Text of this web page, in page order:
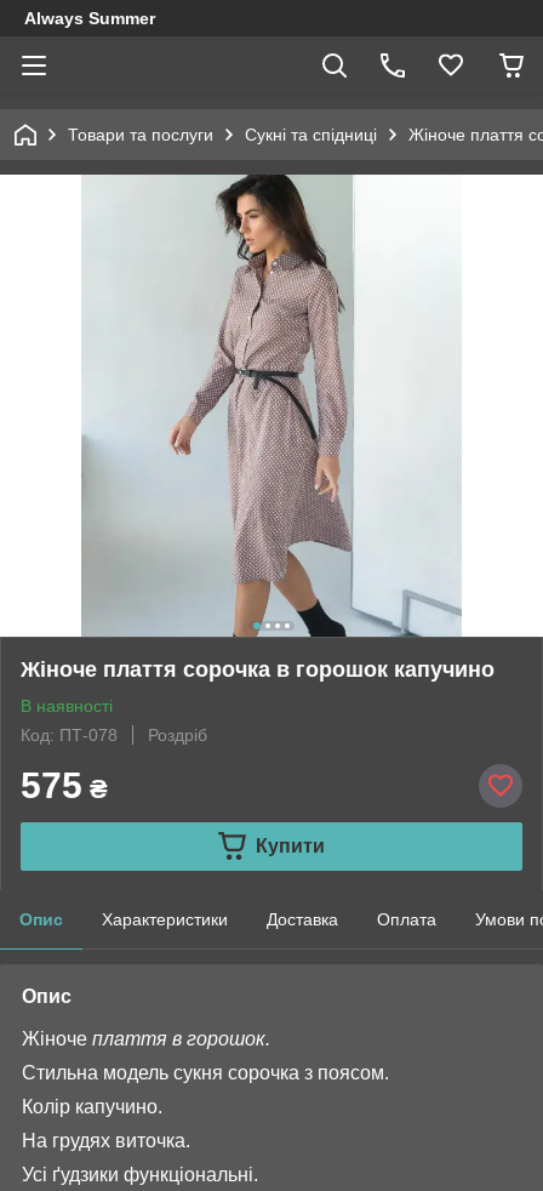
Always Summer
Товари та послуги Сукні та спідниці Жіноче плаття
Жіноче плаття сорочка в горошок капучино
В наявності
Код: ПТ-078
Роздріб
575 ₴
Купити
Опис Характеристики Доставка Оплата Умови
Опис
Жіноче плаття в горошок.
Стильна модель сукня сорочка з поясом.
Колір капучино.
На грудях виточка.
Усі ґудзики функціональні.